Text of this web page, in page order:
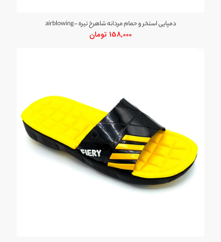
دمپایی استخر و حمام مردانه شاهرخ تیره -airblowing
158,000 تومان